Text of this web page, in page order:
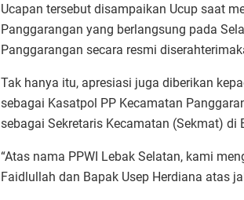
Ucapan tersebut disampaikan Ucup saat
Panggarangan yang berlangsung pada
Panggarangan secara resmi
Tak hanya itu, apresiasi juga diberikan
sebagai Kasatpol PP Kecamatan
sebagai Sekretaris Kecamatan (Sekmat) di
“Atas nama PPWI Lebak Selatan, kami
Faidlullah dan Bapak Usep Herdiana atas